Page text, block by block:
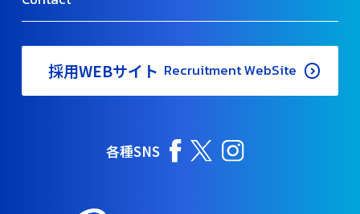
採用WEBサイト Recruitment WebSite
各種SNS